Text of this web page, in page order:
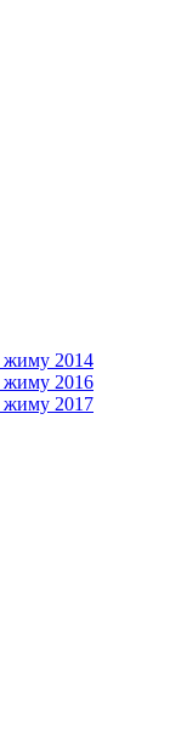
жиму 2014
жиму 2016
жиму 2017